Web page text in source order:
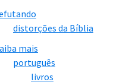
distorções da Bíblia
mais
português
livros